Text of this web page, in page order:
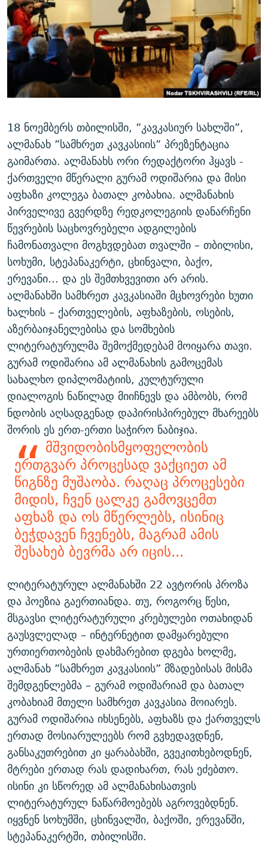
ᲛᲝᲚᲐᲞᲐᲠᲐᲙᲔ ᲢᲔᲥᲡᲢᲔᲑᲘ
ᲨᲘᲜ - ᲣᲪᲮᲝᲔᲗᲨᲘ
ᲚᲘᲢᲔᲠᲐᲢᲣᲠᲣᲚᲘ ᲬᲐᲮᲜᲐᲒᲔᲑᲘ
ᲐᲛᲔᲠᲘᲙᲣᲚᲘ ᲛᲝᲗᲮᲠᲝᲑᲐ
ᲘᲛᲞᲔᲠᲘᲐ ᲓᲐ ᲠᲐᲓᲘᲝ
ᲩᲔᲛᲘ ᲡᲘᲙᲕᲓᲘᲚᲘᲡ ᲛᲘᲖᲔᲖᲘᲐ COVID-19
11 ᲬᲔᲚᲘ - 11 ᲐᲛᲑᲐᲕᲘ
ᲡᲐᲞᲐᲠᲚᲐᲛᲔᲜᲢᲝ ᲐᲠᲩᲔᲕᲜᲔᲑᲘᲡ ᲘᲡᲢᲝᲠᲘᲐ
ᲑᲐᲕᲨᲕᲔᲑᲘ ᲞᲠᲝᲡᲢᲘᲢᲣᲪᲘᲐᲨᲘ - ᲐᲛᲝᲣᲗᲥᲛᲔᲚᲘ ᲐᲛᲑᲐᲕᲘ
5 ᲐᲛᲑᲐᲕᲘ - 20 ᲘᲕᲜᲘᲡᲡ ᲓᲐᲨᲐᲕᲔᲑᲣᲚᲔᲑᲘ
ᲐᲒᲕᲘᲡᲢᲝᲡ ᲝᲛᲘ
ПРИВЕТ ᲙᲣᲚᲢᲣᲠᲐ
ᲒᲐᲛᲝᲘᲬᲔᲠᲔ
რთე/რთ-ის ყველა საიტი
18 ნოემბერს თბილისში, ”კავკასიურ სახლში”,
ალმანახ ”სამხრეთ კავკასიის” პრეზენტაცია
გაიმართა. ალმანახს ორი რედაქტორი ჰყავს -
ქართველი მწერალი გურამ ოდიშარია და მისი
აფხაზი კოლეგა ბათალ კობახია. ალმანახის
პირველივე გვერდზე რედკოლეგიის დანარჩენი
წევრების საცხოვრებელი ადგილების
ჩამონათვალი მოგხვდებათ თვალში – თბილისი,
სოხუმი, სტეპანაკერტი, ცხინვალი, ბაქო,
ერევანი... და ეს შემთხვევითი არ არის.
ალმანახში სამხრეთ კავკასიაში მცხოვრები ხუთი
ხალხის – ქართველების, აფხაზების, ოსების,
აზერბაიჯანელებისა და სომხების
ლიტერატურულმა შემოქმედებამ მოიყარა თავი.
გურამ ოდიშარია ამ ალმანახის გამოცემას
სახალხო დიპლომატიის, კულტურული
დიალოგის ნაწილად მიიჩნევს და ამბობს, რომ
ნდობის აღსადგენად დაპირისპირებულ მხარეებს
შორის ეს ერთ-ერთი საჭირო ნაბიჯია.
მშვიდობისმყოფელობის
ერთგვარ პროცესად ვაქციეთ ამ
წიგნზე მუშაობა. რაღაც პროცესები
მიდის, ჩვენ ცალკე გამოვცემთ
აფხაზ და ოს მწერლებს, ისინიც
ბეჭდავენ ჩვენებს, მაგრამ ამის
შესახებ ბევრმა არ იცის...
ლიტერატურულ ალმანახში 22 ავტორის პროზა
და პოეზია გაერთიანდა. თუ, როგორც წესი,
მსგავსი ლიტერატურული კრებულები ოთახიდან
გაუსვლელად – ინტერნეტით დამყარებული
ურთიერთობების დახმარებით დგება ხოლმე,
ალმანახ ”სამხრეთ კავკასიის” მზადებისას მისმა
შემდგენლებმა – გურამ ოდიშარიამ და ბათალ
კობახიამ მთელი სამხრეთ კავკასია მოიარეს.
გურამ ოდიშარია იხსენებს, აფხაზს და ქართველს
ერთად მოსიარულეებს რომ გვხედავდნენ,
განსაკუთრებით კი ყარაბახში, გვეკითხებოდნენ,
მტრები ერთად რას დადიხართ, რას ეძებთო.
ისინი კი სწორედ ამ ალმანახისათვის
ლიტერატურულ ნაწარმოებებს აგროვებდნენ.
იყვნენ სოხუმში, ცხინვალში, ბაქოში, ერევანში,
სტეპანაკერტში, თბილისში.